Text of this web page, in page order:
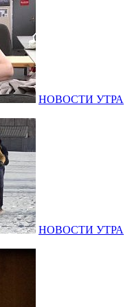
НОВОСТИ УТРА
НОВОСТИ УТРА